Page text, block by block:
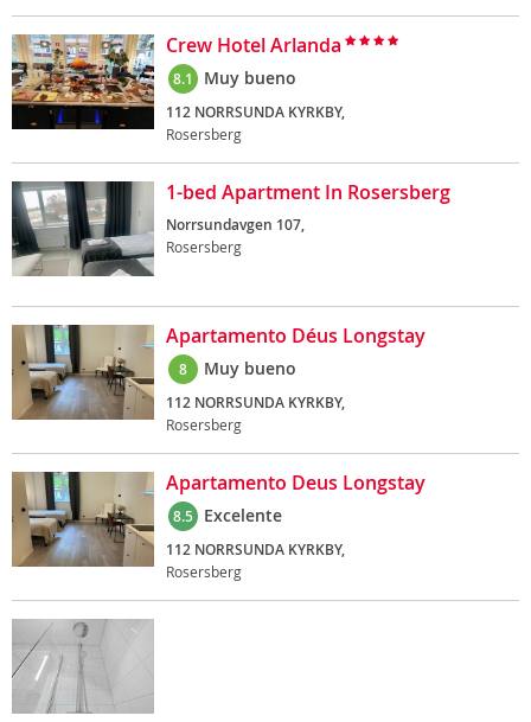
Crew Hotel Arlanda
8.1 Muy bueno
112 NORRSUNDA KYRKBY,
Rosersberg
1-bed Apartment In Rosersberg
Norrsundavgen 107,
Rosersberg
Apartamento Déus Longstay
8 Muy bueno
112 NORRSUNDA KYRKBY,
Rosersberg
Apartamento Deus Longstay
8.5 Excelente
112 NORRSUNDA KYRKBY,
Rosersberg